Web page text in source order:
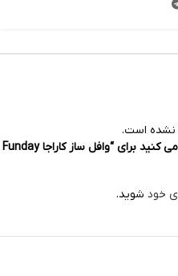
نشده است.
اولین نفری باشید که دیدگاهی را ارسال می کنید برای “وافل ساز کاراجا Funday
خود شوید.